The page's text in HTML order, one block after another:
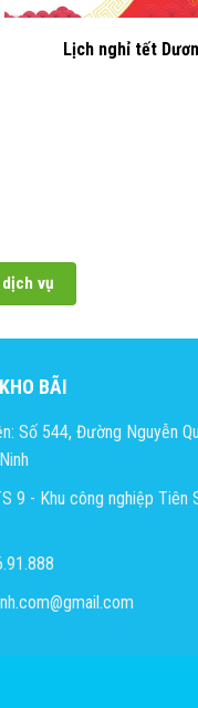
Lịch nghỉ tết
vụ
BÃI
Số 544, Đường Nguyễn
9 - Khu công nghiệp Tiên